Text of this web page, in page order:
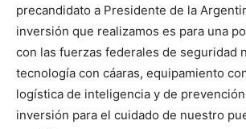
precandidato a Presidente de la
inversión que realizamos es para una
con las fuerzas federales de seguridad
tecnología con cáaras, equipamiento
logística de inteligencia y de
inversión para el cuidado de nuestro